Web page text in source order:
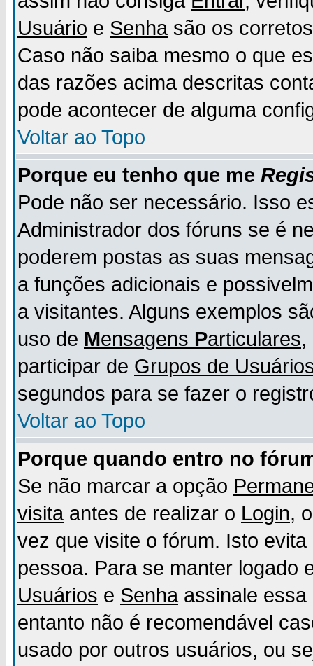
Usuário e Senhasão os
Caso não saiba mesmo o que
das razões acima descritas
pode acontecer de alguma
Voltar ao Topo
Porque eu tenho que me
Pode não ser necessário. Isso
Administrador dos fóruns se é
poderem postas as suas
a funções adicionais e
a visitantes. Alguns exemplos
uso de Mensagens Particulares,
participar de Grupos de
segundos para se fazer o
Voltar ao Topo
Porque quando entro no
Se não marcar a opção
visitaantes de realizar o Login,
vez que visite o fórum. Isto
pessoa. Para se manter
Usuários e Senhaassinale essa
entanto não é recomendável
usado por outros usuários, ou